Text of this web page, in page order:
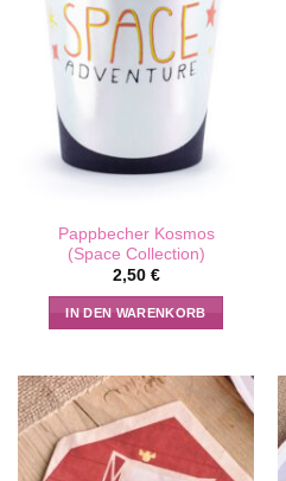
Pappbecher Kosmos
(Space Collection)
2,50 €
IN DEN WARENKORB